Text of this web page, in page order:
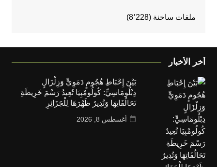
ملفات ساخنة (8٬228)
أخر الأخبار
بَيْنَ إِحْبَاطِ هُجُومٍ دَمَوِيٍّ وَزِلْزَالٍ
دِبْلُومَاسِيٍّ: كُولُومْبِيَا تُعِيدُ رَسْمَ خَرِيطَةِ
تَحَالُفَاتِهَا وَتُدِيرُ ظَهْرَهَا لِلْجَزَائِرِ
أغسطس 8, 2026